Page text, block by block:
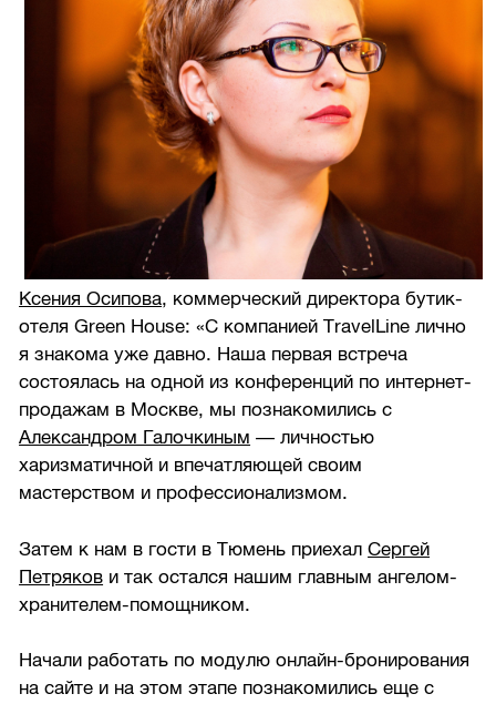
Ксения Осипова, коммерческий директора бутик-
отеля Green House: «С компанией TravelLine лично
я знакома уже давно. Наша первая встреча
состоялась на одной из конференций по интернет-
продажам в Москве, мы познакомились с
Александром Галочкиным — личностью
харизматичной и впечатляющей своим
мастерством и профессионализмом.
Затем к нам в гости в Тюмень приехалСергей
Петряков и так остался нашим главным ангелом-
хранителем-помощником.
Начали работать по модулю онлайн-бронирования
на сайте и на этом этапе познакомились еще с